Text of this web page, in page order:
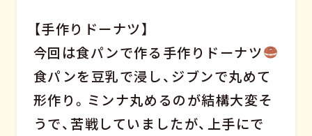
【手作りドーナツ】
今回は食パンで作る手作りドーナツ
食パンを豆乳で浸し、ジブンで丸めて
形作り。ミンナ丸めるのが結構大変そ
うで、苦戦していましたが、上手にで